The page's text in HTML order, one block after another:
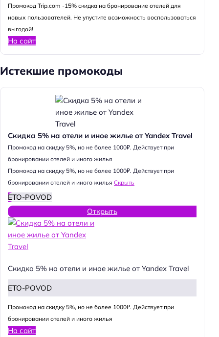
Промокод Trip.com -15% скидка на бронирование отелей для
новых пользователей. Не упустите возможность воспользоваться
выгодой!
На сайт
Истекшие промокоды
Скидка 5% на отели и иное жилье от Yandex Travel
Промокод на скидку 5%, но не более 1000₽. Действует при
бронировании отелей и иного жилья
Промокод на скидку 5%, но не более 1000₽. Действует при
бронировании отелей и иного жилья Скрыть
ETO-POVOD
Открыть
Скидка 5% на отели и иное жилье от Yandex Travel
ETO-POVOD
Промокод на скидку 5%, но не более 1000₽. Действует при
бронировании отелей и иного жилья
На сайт